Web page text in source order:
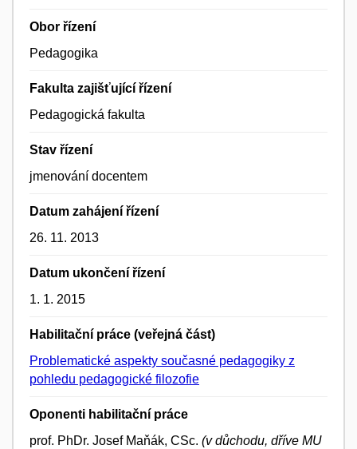
Obor řízení
Pedagogika
Fakulta zajišťující řízení
Pedagogická fakulta
Stav řízení
jmenování docentem
Datum zahájení řízení
26. 11. 2013
Datum ukončení řízení
1. 1. 2015
Habilitační práce (veřejná část)
Problematické aspekty současné pedagogiky z
pohledu pedagogické filozofie
Oponenti habilitační práce
prof. PhDr. Josef Maňák, CSc. (v důchodu, dříve MU